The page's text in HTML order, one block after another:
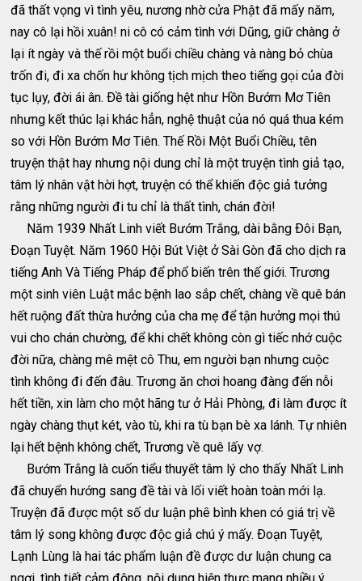
đã thất vọng vì tình yêu, nương nhờ cửa Phật đã mấy năm,
nay cô lại hồi xuân! ni cô có cảm tình với Dũng, giữ chàng ở
lại ít ngày và thế rồi một buổi chiều chàng và nàng bỏ chùa
trốn đi, đi xa chốn hư không tịch mịch theo tiếng gọi của đời
tục lụy, đời ái ân. Ðề tài giống hệt như Hồn Bướm Mơ Tiên
nhưng kết thúc lại khác hẳn, nghệ thuật của nó quá thua kém
so với Hồn Bướm Mơ Tiên. Thế Rồi Một Buổi Chiều, tên
truyện thật hay nhưng nội dung chỉ là một truyện tình giả tạo,
tâm lý nhân vật hời hợt, truyện có thể khiến độc giả tưởng
rằng những người đi tu chỉ là thất tình, chán đời!
Năm 1939 Nhất Linh viết Bướm Trắng, dài bằng Ðôi Bạn,
Ðoạn Tuyệt. Năm 1960 Hội Bút Việt ở Sài Gòn đã cho dịch ra
tiếng Anh Và Tiếng Pháp để phổ biến trên thế giới. Trương
một sinh viên Luật mắc bệnh lao sắp chết, chàng về quê bán
hết ruộng đất thừa hưởng của cha mẹ để tận hưởng mọi thú
vui cho chán chường, để khi chết không còn gì tiếc nhớ cuộc
đời nữa, chàng mê mệt cô Thu, em người bạn nhưng cuộc
tình không đi đến đâu. Trương ăn chơi hoang đàng đến nỗi
hết tiền, xin làm cho một hãng tư ở Hải Phòng, đi làm được ít
ngày chàng thụt két, vào tù, khi ra tù bạn bè xa lánh. Tự nhiên
lại hết bệnh không chết, Trương về quê lấy vợ.
Bướm Trắng là cuốn tiểu thuyết tâm lý cho thấy Nhất Linh
đã chuyển hướng sang đề tài và lối viết hoàn toàn mới lạ.
Truyện đã được một số dư luận phê bình khen có giá trị về
tâm lý song không được độc giả chú ý mấy. Ðoạn Tuyệt,
Lạnh Lùng là hai tác phẩm luận đề được dư luận chung ca